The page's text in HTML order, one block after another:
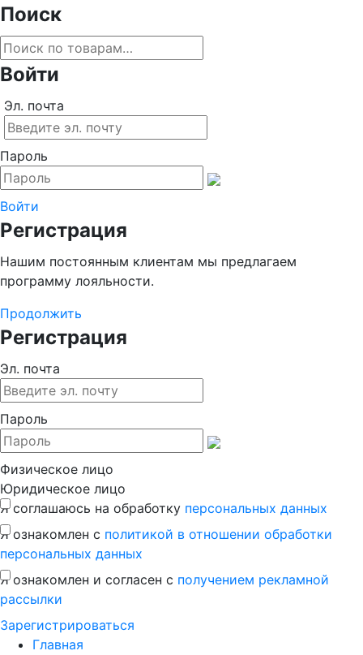
Поиск
Войти
Эл. почта
Пароль
Войти
Регистрация
Нашим постоянным клиентам мы предлагаем
программу лояльности.
Продолжить
Регистрация
Эл. почта
Пароль
Физическое лицо
Юридическое лицо
Я соглашаюсь на обработку персональных данных
Я ознакомлен с политикой в отношении обработки
персональных данных
Я ознакомлен и согласен с получением рекламной
рассылки
Зaрегистрироваться
Главная